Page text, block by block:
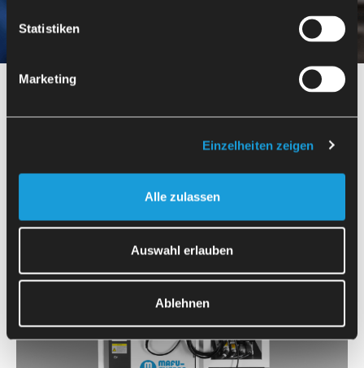
Statistiken
Marketing
Einzelheiten zeigen
Alle zulassen
Auswahl erlauben
Ablehnen